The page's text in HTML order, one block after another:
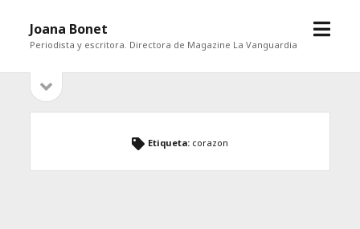
Joana Bonet
Periodista y escritora. Directora de Magazine La Vanguardia
abrir
Barra
lateral
barra
Etiqueta: corazon